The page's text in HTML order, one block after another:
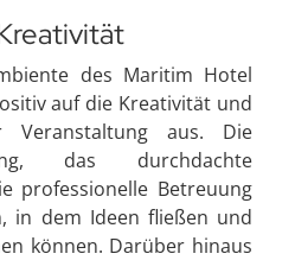
des Maritim Hotel
auf die Kreativität und
Veranstaltung aus. Die
das durchdachte
professionelle Betreuung
in dem Ideen fließen und
können. Darüber hinaus